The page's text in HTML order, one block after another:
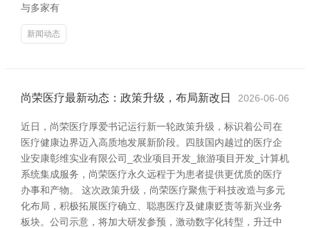
与多家有
新闻动态
尚荣医疗最新动态：政策升级，布局新改日 2026-06-06
近日，尚荣医疗厚爱书记运行新一轮政策升级，标识着公司在
医疗健康边界迈入高质地发展新阶段。四肢国内越过的医疗企
业安康彰维实业有限公司_农业项目开发_旅游项目开发_计算机
系统集成服务，尚荣医疗永久远程于为患者提供更优质的医疗
办事和产物。 这次政策升级，尚荣医疗聚焦于科技改造与多元
化布局，积极拓展医疗确立、聪惠医疗及健康贬责等新兴业务
板块。公司示意，将加大研发参预，激动数字化转型，升迁中